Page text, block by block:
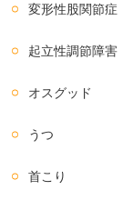
変形性股関節症
起立性調節障害
オスグッド
うつ
首こり